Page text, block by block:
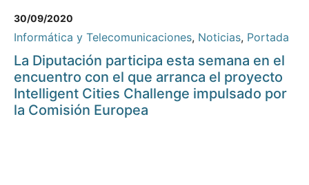
30/09/2020
Informática y Telecomunicaciones, Noticias, Portada
La Diputación participa esta semana en el
encuentro con el que arranca el proyecto
Intelligent Cities Challenge impulsado por
la Comisión Europea